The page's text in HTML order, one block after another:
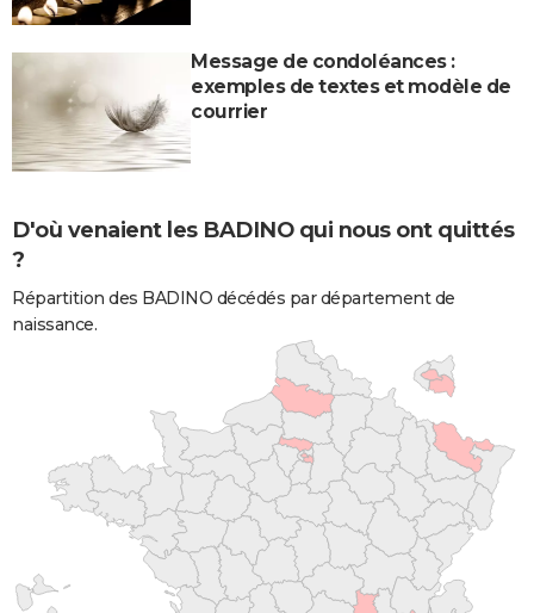
Message de condoléances :
exemples de textes et modèle de
courrier
D'où venaient les BADINO qui nous ont quittés
?
Répartition des BADINO décédés par département de
naissance.